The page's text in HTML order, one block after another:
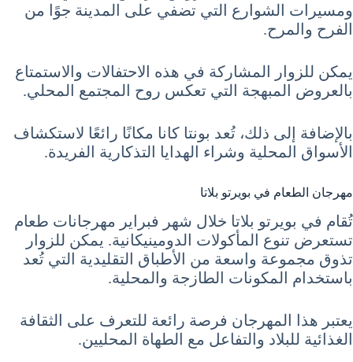
ومسيرات الشوارع التي تضفي على المدينة جوًا من
الفرح والمرح.
يمكن للزوار المشاركة في هذه الاحتفالات والاستمتاع
بالعروض المبهجة التي تعكس روح المجتمع المحلي.
بالإضافة إلى ذلك، تُعد بونتا كانا مكانًا رائعًا لاستكشاف
الأسواق المحلية وشراء الهدايا التذكارية الفريدة.
مهرجان الطعام في بويرتو بلاتا
تُقام في بويرتو بلاتا خلال شهر فبراير مهرجانات طعام
تستعرض تنوع المأكولات الدومينيكانية. يمكن للزوار
تذوق مجموعة واسعة من الأطباق التقليدية التي تُعد
باستخدام المكونات الطازجة والمحلية.
يعتبر هذا المهرجان فرصة رائعة للتعرف على الثقافة
الغذائية للبلاد والتفاعل مع الطهاة المحليين.